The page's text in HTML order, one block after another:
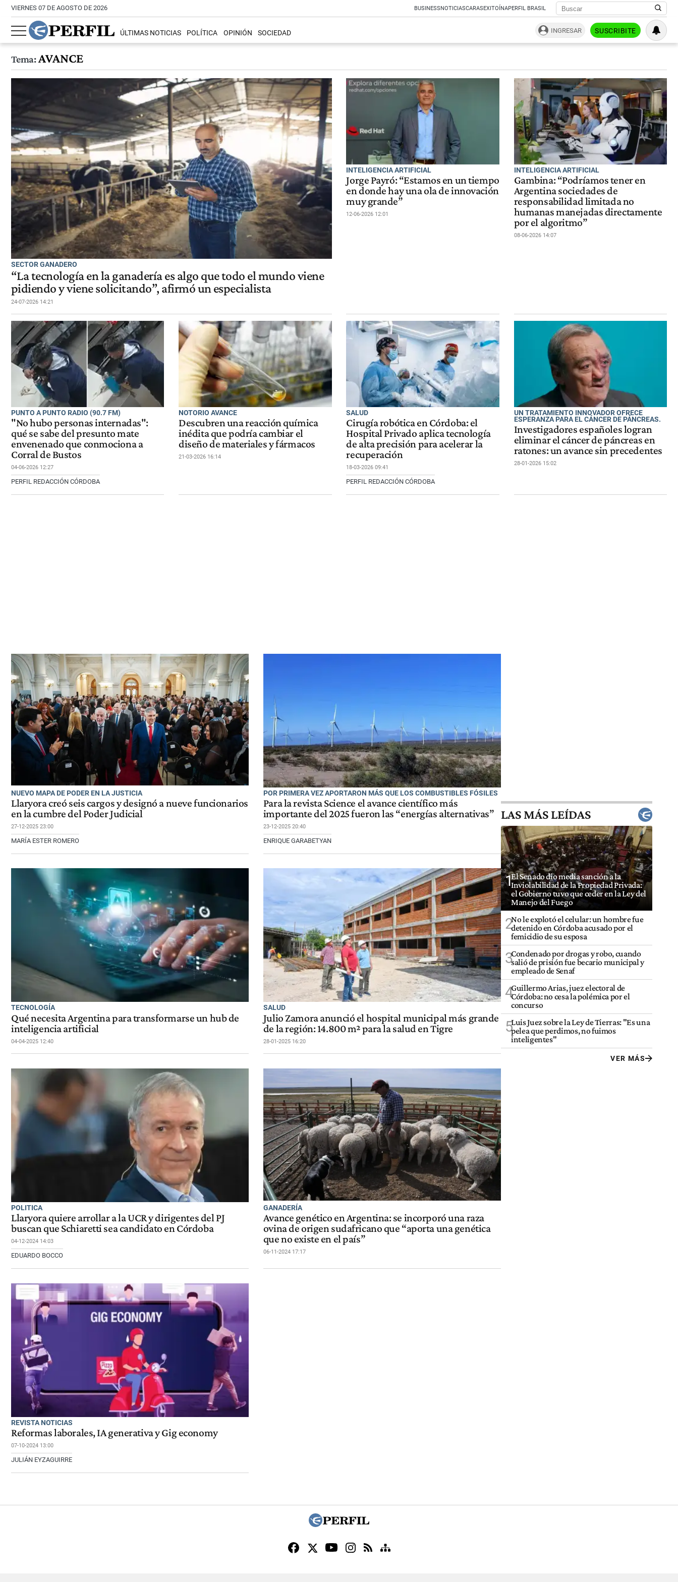
VIERNES 07 DE AGOSTO DE 2026 BUSINESSNOTICIASCARASEXITOÍNAPERFIL BRASIL
ÚLTIMAS NOTICIAS POLÍTICA OPINIÓN SOCIEDAD INGRESAR SUSCRIBITE
Tema:AVANCE
SECTOR GANADERO
“La tecnología en la ganadería es algo que todo el mundo viene
pidiendo y viene solicitando”, afirmó un especialista
24-07-2026 14:21
INTELIGENCIA ARTIFICIAL
Jorge Payró: “Estamos en un tiempo
en donde hay una ola de innovación
muy grande”
12-06-2026 12:01
INTELIGENCIA ARTIFICIAL
Gambina: “Podríamos tener en
Argentina sociedades de
responsabilidad limitada no
humanas manejadas directamente
por el algoritmo”
08-06-2026 14:07
PUNTO A PUNTO RADIO (90.7 FM)
"No hubo personas internadas":
qué se sabe del presunto mate
envenenado que conmociona a
Corral de Bustos
04-06-2026 12:27
PERFIL REDACCIÓN CÓRDOBA
NOTORIO AVANCE
Descubren una reacción química
inédita que podría cambiar el
diseño de materiales y fármacos
21-03-2026 16:14
SALUD
Cirugía robótica en Córdoba: el
Hospital Privado aplica tecnología
de alta precisión para acelerar la
recuperación
18-03-2026 09:41
PERFIL REDACCIÓN CÓRDOBA
UN TRATAMIENTO INNOVADOR OFRECE
ESPERANZA PARA EL CÁNCER DE PÁNCREAS.
Investigadores españoles logran
eliminar el cáncer de páncreas en
ratones: un avance sin precedentes
28-01-2026 15:02
NUEVO MAPA DE PODER EN LA JUSTICIA
Llaryora creó seis cargos y designó a nueve funcionarios
en la cumbre del Poder Judicial
27-12-2025 23:00
MARÍA ESTER ROMERO
POR PRIMERA VEZ APORTARON MÁS QUE LOS COMBUSTIBLES FÓSILES
Para la revista Science el avance científico más
importante del 2025 fueron las “energías alternativas”
23-12-2025 20:40
ENRIQUE GARABETYAN
TECNOLOGÍA
Qué necesita Argentina para transformarse un hub de
inteligencia artificial
04-04-2025 12:40
SALUD
Julio Zamora anunció el hospital municipal más grande
de la región: 14.800 m² para la salud en Tigre
28-01-2025 16:20
POLITICA
Llaryora quiere arrollar a la UCR y dirigentes del PJ
buscan que Schiaretti sea candidato en Córdoba
04-12-2024 14:03
EDUARDO BOCCO
GANADERÍA
Avance genético en Argentina: se incorporó una raza
ovina de origen sudafricano que “aporta una genética
que no existe en el país”
06-11-2024 17:17
REVISTA NOTICIAS
Reformas laborales, IA generativa y Gig economy
07-10-2024 13:00
JULIÁN EYZAGUIRRE
LAS MÁS LEÍDAS
1El Senado dio media sanción a la
Inviolabilidad de la Propiedad Privada:
el Gobierno tuvo que ceder en la Ley del
Manejo del Fuego
2No le explotó el celular: un hombre fue
detenido en Córdoba acusado por el
femicidio de su esposa
3Condenado por drogas y robo, cuando
salió de prisión fue becario municipal y
empleado de Senaf
4Guillermo Arias, juez electoral de
Córdoba: no cesa la polémica por el
concurso
5Luis Juez sobre la Ley de Tierras: "Es una
pelea que perdimos, no fuimos
inteligentes"
VER MÁS